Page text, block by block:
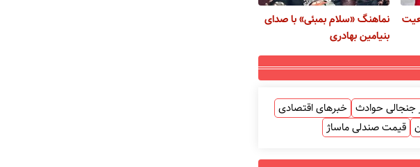
نماهنگ «سلام بمبئی» با صدای
بنیامین بهادری
جنجالی حوادث خبرهای اقتصادی
قیمت صندلی ماساژ